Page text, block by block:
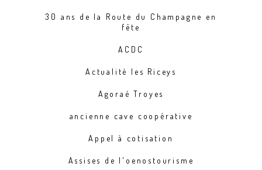
30 ans de la Route du Champagne en
fête
ACDC
Actualité les Riceys
Agoraé Troyes
ancienne cave coopérative
Appel à cotisation
Assises de l'oenostourisme